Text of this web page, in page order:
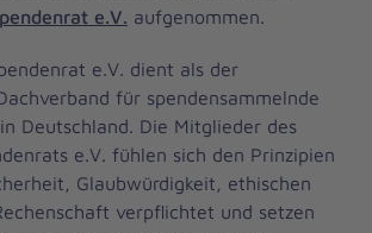
e.V. aufgenommen.
e.V. dient als der
für spenden­sammelnde
Deutschland. Die Mitglieder des
e.V. fühlen sich den Prinzipien
Glaubwürdigkeit, ethischen
verpflichtet und setzen